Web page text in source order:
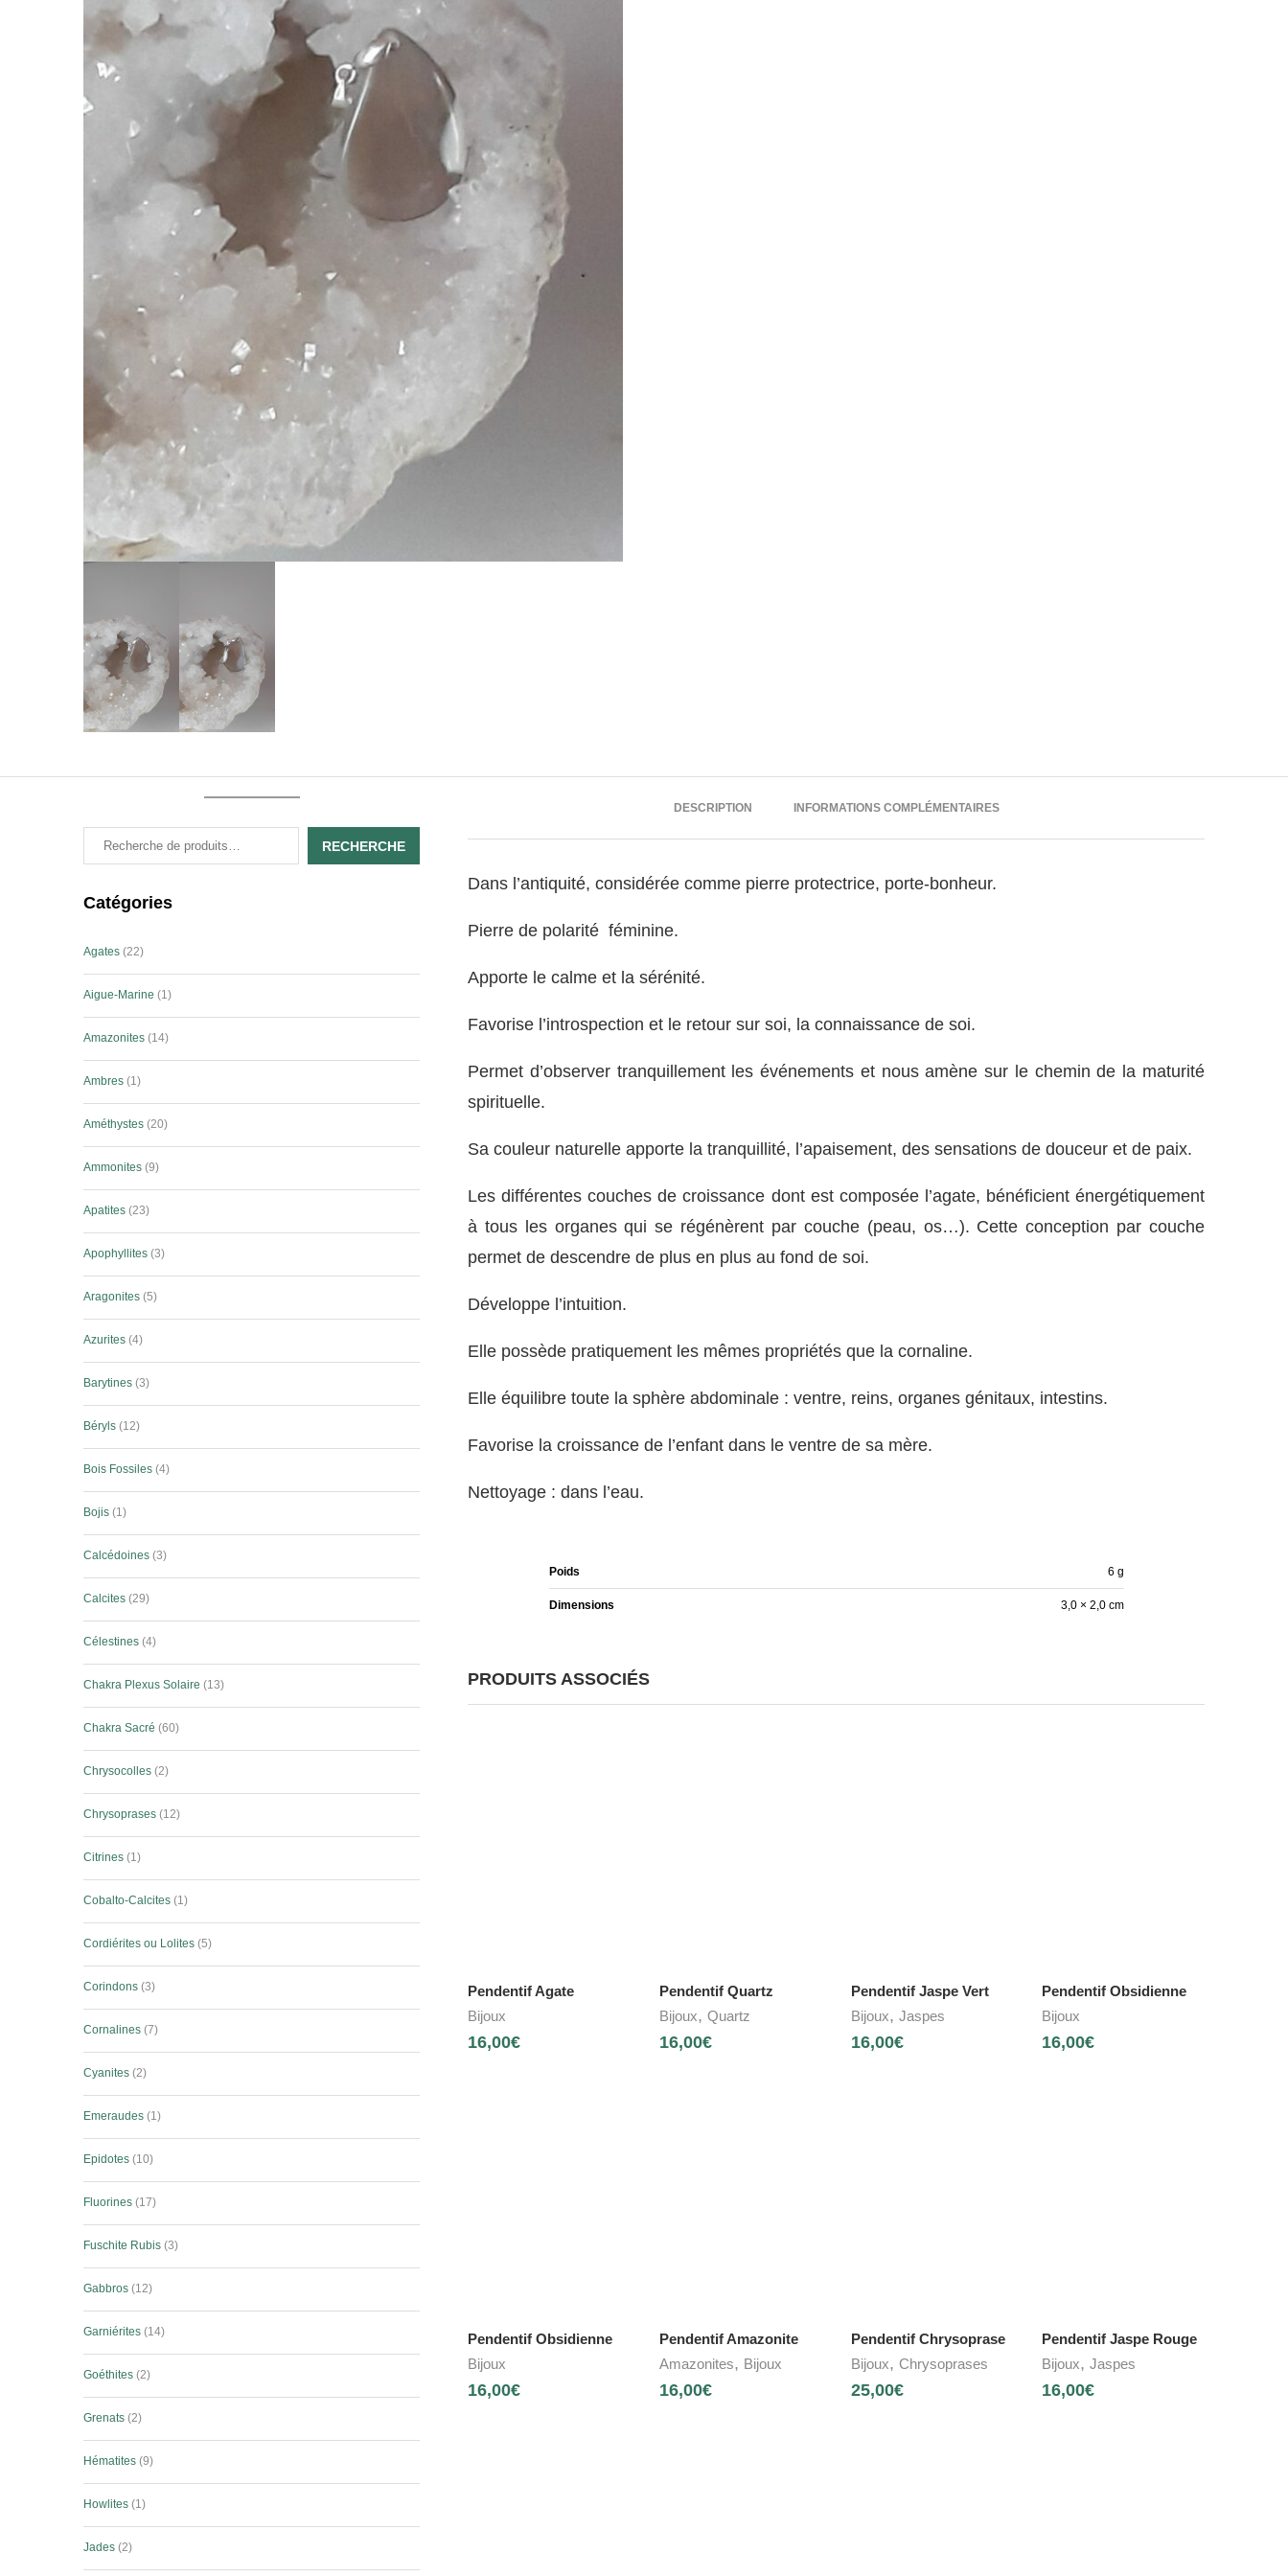
DESCRIPTION INFORMATIONS COMPLÉMENTAIRES
Dans l’antiquité, considérée comme pierre protectrice, porte-bonheur.
Pierre de polarité féminine.
Apporte le calme et la sérénité.
Favorise l’introspection et le retour sur soi, la connaissance de soi.
Permet d’observer tranquillement les événements et nous amène sur le chemin de la maturité
spirituelle.
Sa couleur naturelle apporte la tranquillité, l’apaisement, des sensations de douceur et de paix.
Les différentes couches de croissance dont est composée l’agate, bénéficient énergétiquement
à tous les organes qui se régénèrent par couche (peau, os…). Cette conception par couche
permet de descendre de plus en plus au fond de soi.
Développe l’intuition.
Elle possède pratiquement les mêmes propriétés que la cornaline.
Elle équilibre toute la sphère abdominale : ventre, reins, organes génitaux, intestins.
Favorise la croissance de l’enfant dans le ventre de sa mère.
Nettoyage : dans l’eau.
Poids 6 g
Dimensions 3,0 × 2,0 cm
PRODUITS ASSOCIÉS
Pendentif Agate
Bijoux
16,00€
Pendentif Quartz
Bijoux, Quartz
16,00€
Pendentif Jaspe Vert
Bijoux, Jaspes
16,00€
Pendentif Obsidienne
Bijoux
16,00€
Pendentif Obsidienne
Bijoux
16,00€
Pendentif Amazonite
Amazonites, Bijoux
16,00€
Pendentif Chrysoprase
Bijoux, Chrysoprases
25,00€
Pendentif Jaspe Rouge
Bijoux,Jaspes
16,00€
RECHERCHE
Catégories
Agates 22
Aigue-Marine 1
Amazonites 14
Ambres 1
Améthystes 20
Ammonites 9
Apatites 23
Apophyllites 3
Aragonites 5
Azurites 4
Barytines 3
Béryls 12
Bois Fossiles 4
Bojis 1
Calcédoines 3
Calcites 29
Célestines 4
Chakra Plexus Solaire 13
Chakra Sacré 60
Chrysocolles 2
Chrysoprases 12
Citrines 1
Cobalto-Calcites 1
Cordiérites ou Lolites 5
Corindons 3
Cornalines 7
Cyanites 2
Emeraudes 1
Epidotes 10
Fluorines 17
Fuschite Rubis 3
Gabbros 12
Garniérites 14
Goéthites 2
Grenats 2
Hématites 9
Howlites 1
Jades 2